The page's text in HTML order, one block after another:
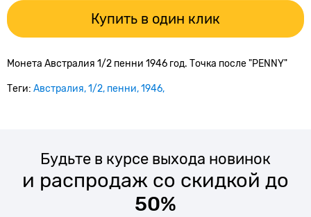
Купить в один клик
Монета Австралия 1/2 пенни 1946 год. Точка после "PENNY"
Теги: Австралия 1/2 пенни 1946
Будьте в курсе выхода новинок
и распродаж со скидкой до
50%